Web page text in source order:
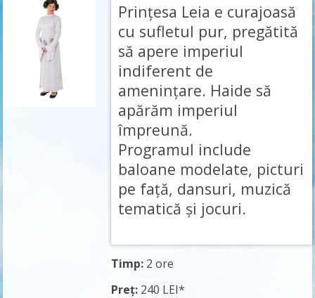
Prințesa Leia e curajoasă
cu sufletul pur, pregătită
să apere imperiul
indiferent de
amenințare. Haide să
apărăm imperiul
împreună.
Programul include
baloane modelate, picturi
pe față, dansuri, muzică
tematică și jocuri.
Timp: 2 ore
Preț: 240 LEI*